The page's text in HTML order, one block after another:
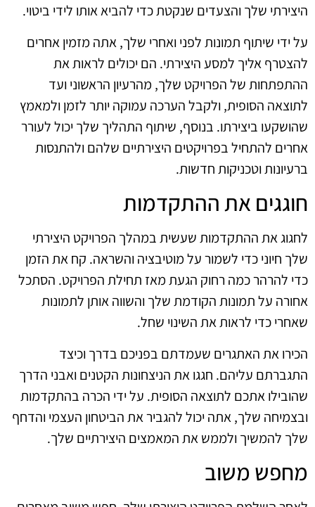
היצירתי שלך והצעדים שנקטת כדי להביא אותו לידי ביטוי.
על ידי שיתוף תמונות לפני ואחרי שלך, אתה מזמין אחרים
להצטרף אליך למסע היצירתי. הם יכולים לראות את
ההתפתחות של הפרויקט שלך, מהרעיון הראשוני ועד
לתוצאה הסופית, ולקבל הערכה עמוקה יותר לזמן ולמאמץ
שהושקעו ביצירתו. בנוסף, שיתוף התהליך שלך יכול לעורר
אחרים להתחיל בפרויקטים היצירתיים שלהם ולהתנסות
ברעיונות וטכניקות חדשות.
חוגגים את ההתקדמות
לחגוג את ההתקדמות שעשית במהלך הפרויקט היצירתי
שלך חיוני כדי לשמור על מוטיבציה והשראה. קח את הזמן
כדי להרהר כמה רחוק הגעת מאז תחילת הפרויקט. הסתכל
אחורה על תמונות הקודמת שלך והשווה אותן לתמונות
שאחרי כדי לראות את השינוי שחל.
הכירו את האתגרים שעמדתם בפניכם בדרך וכיצד
התגברתם עליהם. חגגו את הניצחונות הקטנים ואבני הדרך
שהובילו אתכם לתוצאה הסופית. על ידי הכרה בהתקדמות
ובצמיחה שלך, אתה יכול להגביר את הביטחון העצמי והדחף
שלך להמשיך ולממש את המאמצים היצירתיים שלך.
מחפש משוב